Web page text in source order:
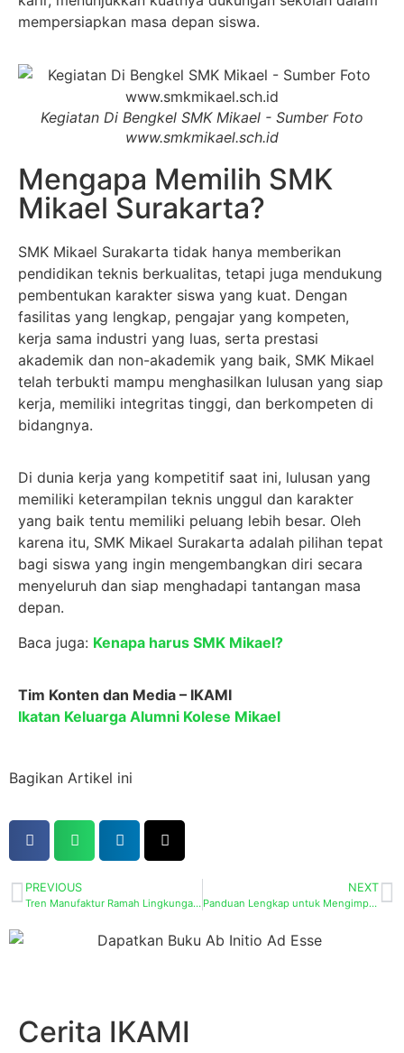
mempersiapkan masa depan siswa.
Kegiatan Di Bengkel SMK Mikael - Sumber Foto
www.smkmikael.sch.id
Mengapa Memilih SMK
Mikael Surakarta?
SMK Mikael Surakarta tidak hanya memberikan
pendidikan teknis berkualitas, tetapi juga mendukung
pembentukan karakter siswa yang kuat. Dengan
fasilitas yang lengkap, pengajar yang kompeten,
kerja sama industri yang luas, serta prestasi
akademik dan non-akademik yang baik, SMK Mikael
telah terbukti mampu menghasilkan lulusan yang siap
kerja, memiliki integritas tinggi, dan berkompeten di
bidangnya.
Di dunia kerja yang kompetitif saat ini, lulusan yang
memiliki keterampilan teknis unggul dan karakter
yang baik tentu memiliki peluang lebih besar. Oleh
karena itu, SMK Mikael Surakarta adalah pilihan tepat
bagi siswa yang ingin mengembangkan diri secara
menyeluruh dan siap menghadapi tantangan masa
depan.
Baca juga: Kenapa harus SMK Mikael?
Tim Konten dan Media – IKAMI
Ikatan Keluarga Alumni Kolese Mikael
Bagikan Artikel ini
PREVIOUS
Tren Manufaktur Ramah Lingkungan dan Energi Terbarukan
NEXT
Panduan Lengkap untuk Mengimplementasikan Sistem Manajemen Kualitas (QMS)
Cerita IKAMI